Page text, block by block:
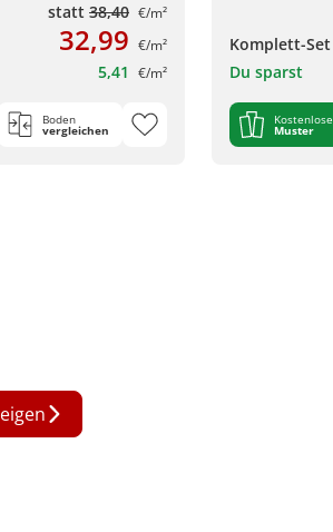
statt 38,40 €/m²
32,99 €/m²
5,41 €/m²
Boden
vergleichen
Komplett-Set
Du sparst
Muster